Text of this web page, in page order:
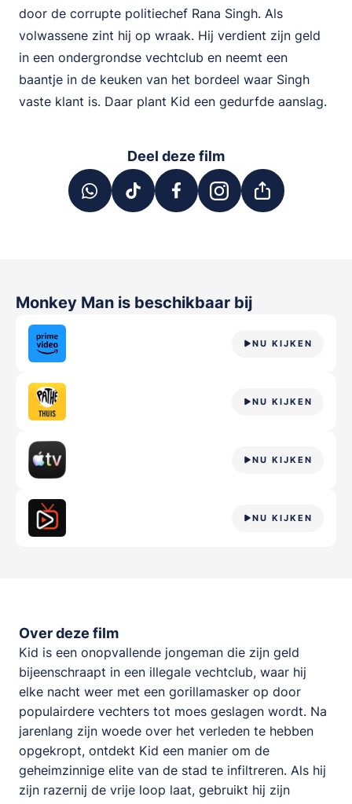
door de corrupte politiechef Rana Singh. Als
volwassene zint hij op wraak. Hij verdient zijn geld
in een ondergrondse vechtclub en neemt een
baantje in de keuken van het bordeel waar Singh
vaste klant is. Daar plant Kid een gedurfde aanslag.
Deel deze film
Monkey Man is beschikbaar bij
NU KIJKEN
NU KIJKEN
NU KIJKEN
NU KIJKEN
Over deze film
Kid is een onopvallende jongeman die zijn geld
bijeenschraapt in een illegale vechtclub, waar hij
elke nacht weer met een gorillamasker op door
populairdere vechters tot moes geslagen wordt. Na
jarenlang zijn woede over het verleden te hebben
opgekropt, ontdekt Kid een manier om de
geheimzinnige elite van de stad te infiltreren. Als hij
zijn razernij de vrije loop laat, gebruikt hij zijn